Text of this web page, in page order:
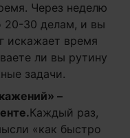
Через неделю
20-30 делам, и вы
искажает время
ли вы рутину
задачи.
–
Каждый раз,
«как быстро